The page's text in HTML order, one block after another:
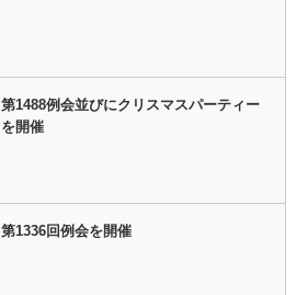
第1488例会並びにクリスマスパーティー
を開催
第1336回例会を開催